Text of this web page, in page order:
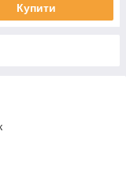
Купити